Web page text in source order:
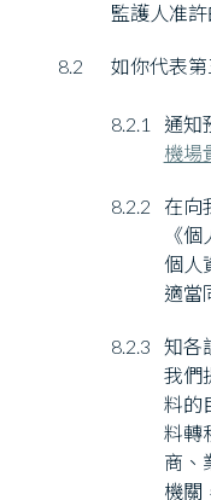
監護人准
8.2 如你代表
8.2.1 通知
機場
8.2.2
在向
《
個人
適當
8.2.3
知各
我們
料的
料轉
商、
機關